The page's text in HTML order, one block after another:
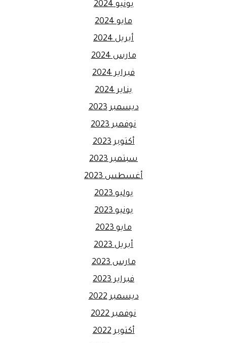
يونيو 2024
مايو 2024
أبريل 2024
مارس 2024
فبراير 2024
يناير 2024
ديسمبر 2023
نوفمبر 2023
أكتوبر 2023
سبتمبر 2023
أغسطس 2023
يوليو 2023
يونيو 2023
مايو 2023
أبريل 2023
مارس 2023
فبراير 2023
ديسمبر 2022
نوفمبر 2022
أكتوبر 2022